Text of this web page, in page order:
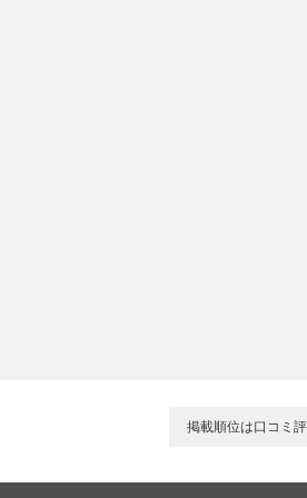
掲載順位は口コミ